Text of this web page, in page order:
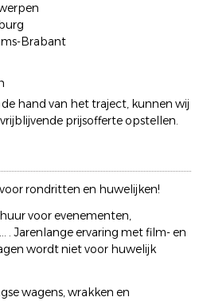
Brabant
hand van het traject, kunnen wij
prijsofferte opstellen.
rondritten en huwelijken!
voor evenementen,
. Jarenlange ervaring met film- en
wordt niet voor huwelijk
wagens, wrakken en